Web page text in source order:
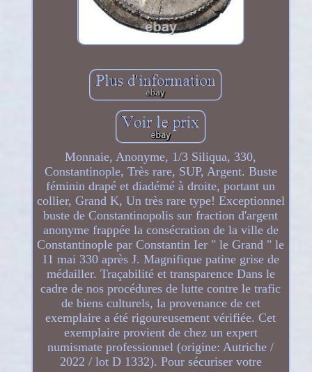
Monnaie, Anonyme, 1/3 Siliqua, 330,
Constantinople, Très rare, SUP, Argent. Buste
féminin drapé et diadémé à droite, portant un
collier, Grand K, Un très rare type! Exceptionnel
buste de Constantinopolis sur fraction d'argent
anonyme frappée la consécration de la ville de
Constantinople par Constantin Ier " le Grand " le
11 mai 330 après J. Magnifique patine grise de
médailler. Traçabilité et transparence Dans le
cadre de nos procédures de lutte contre le trafic
de biens culturels, la provenance de cet
exemplaire a été rigoureusement vérifiée. Cet
exemplaire provient de chez un expert
numismate professionnel (origine: Autriche /
2022 / lot D 1332). Pour sécuriser votre